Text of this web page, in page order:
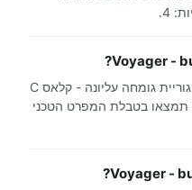
הVoyager - bunk beds שייך לקטגוריית גומחה עליונה - קלאס C
תמצאו בטבלת המפרט הטכני